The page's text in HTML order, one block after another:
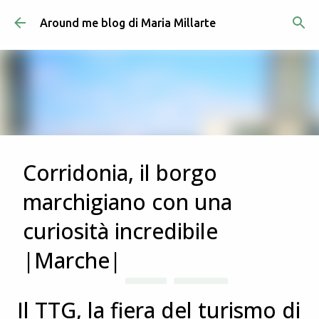
Passa ai contenuti principali
Around me blog di Maria Millarte
Corridonia, il borgo
marchigiano con una
curiosità incredibile
|Marche|
Corridonia è uno dei borghi del maceratese che mi ero
Il TTG, la fiera del turismo di